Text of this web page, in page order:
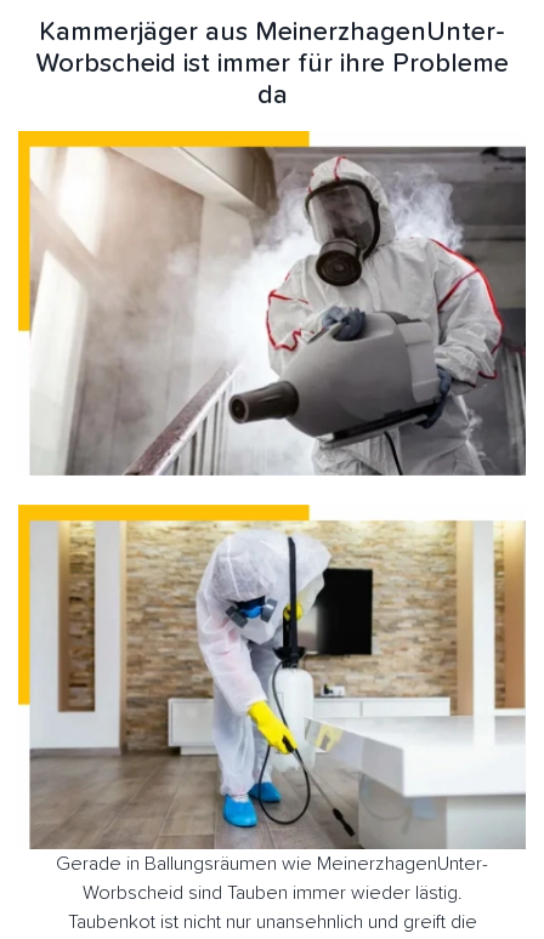
Kammerjäger aus MeinerzhagenUnter-
Worbscheid ist immer für ihre Probleme
da
Gerade in Ballungsräumen wie MeinerzhagenUnter-
Worbscheid sind Tauben immer wieder lästig.
Taubenkot ist nicht nur unansehnlich und greift die